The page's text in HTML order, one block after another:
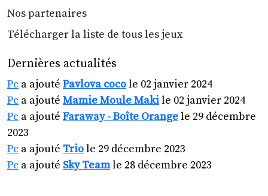
Nos partenaires
Télécharger la liste de tous les jeux
Dernières actualités
Pc a ajouté Pavlova cocole 02 janvier 2024
Pc a ajouté Mamie Moule Makile 02 janvier 2024
Pc a ajouté Faraway - Boîte Orangele 29 décembre
2023
Pc a ajouté Triole 29 décembre 2023
Pc a ajouté Sky Teamle 28 décembre 2023